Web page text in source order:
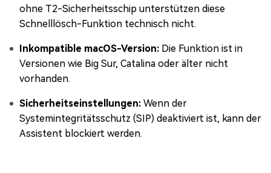
ohne T2-Sicherheitsschip unterstützen diese
Schnelllösch-Funktion technisch nicht.
Inkompatible macOS-Version: Die Funktion ist in
Versionen wie Big Sur, Catalina oder älter nicht
vorhanden.
Sicherheitseinstellungen: Wenn der
Systemintegritätsschutz (SIP) deaktiviert ist, kann der
Assistent blockiert werden.